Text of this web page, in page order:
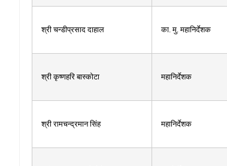
श्री चन्डीप्रसाद दाहाल का. मु. महानिर्देशक
श्री कृष्णहरि बास्कोटा महानिर्देशक
श्री रामचन्द्रमान सिंह महानिर्देशक